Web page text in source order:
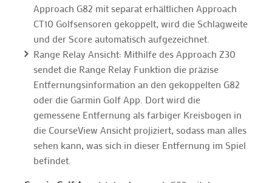
Approach G82 mit separat erhältlichen Approach
CT10 Golfsensoren gekoppelt, wird die Schlagweite
und der Score automatisch aufgezeichnet.
Range Relay Ansicht: Mithilfe des Approach Z30
sendet die Range Relay Funktion die präzise
Entfernungsinformation an den gekoppelten G82
oder die Garmin Golf App. Dort wird die
gemessene Entfernung als farbiger Kreisbogen in
die CourseView Ansicht projiziert, sodass man alles
sehen kann, was sich in dieser Entfernung im Spiel
befindet.